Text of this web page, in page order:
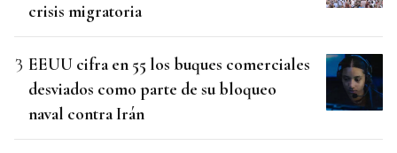
crisis migratoria
EEUU cifra en 55 los buques comerciales
desviados como parte de su bloqueo
naval contra Irán